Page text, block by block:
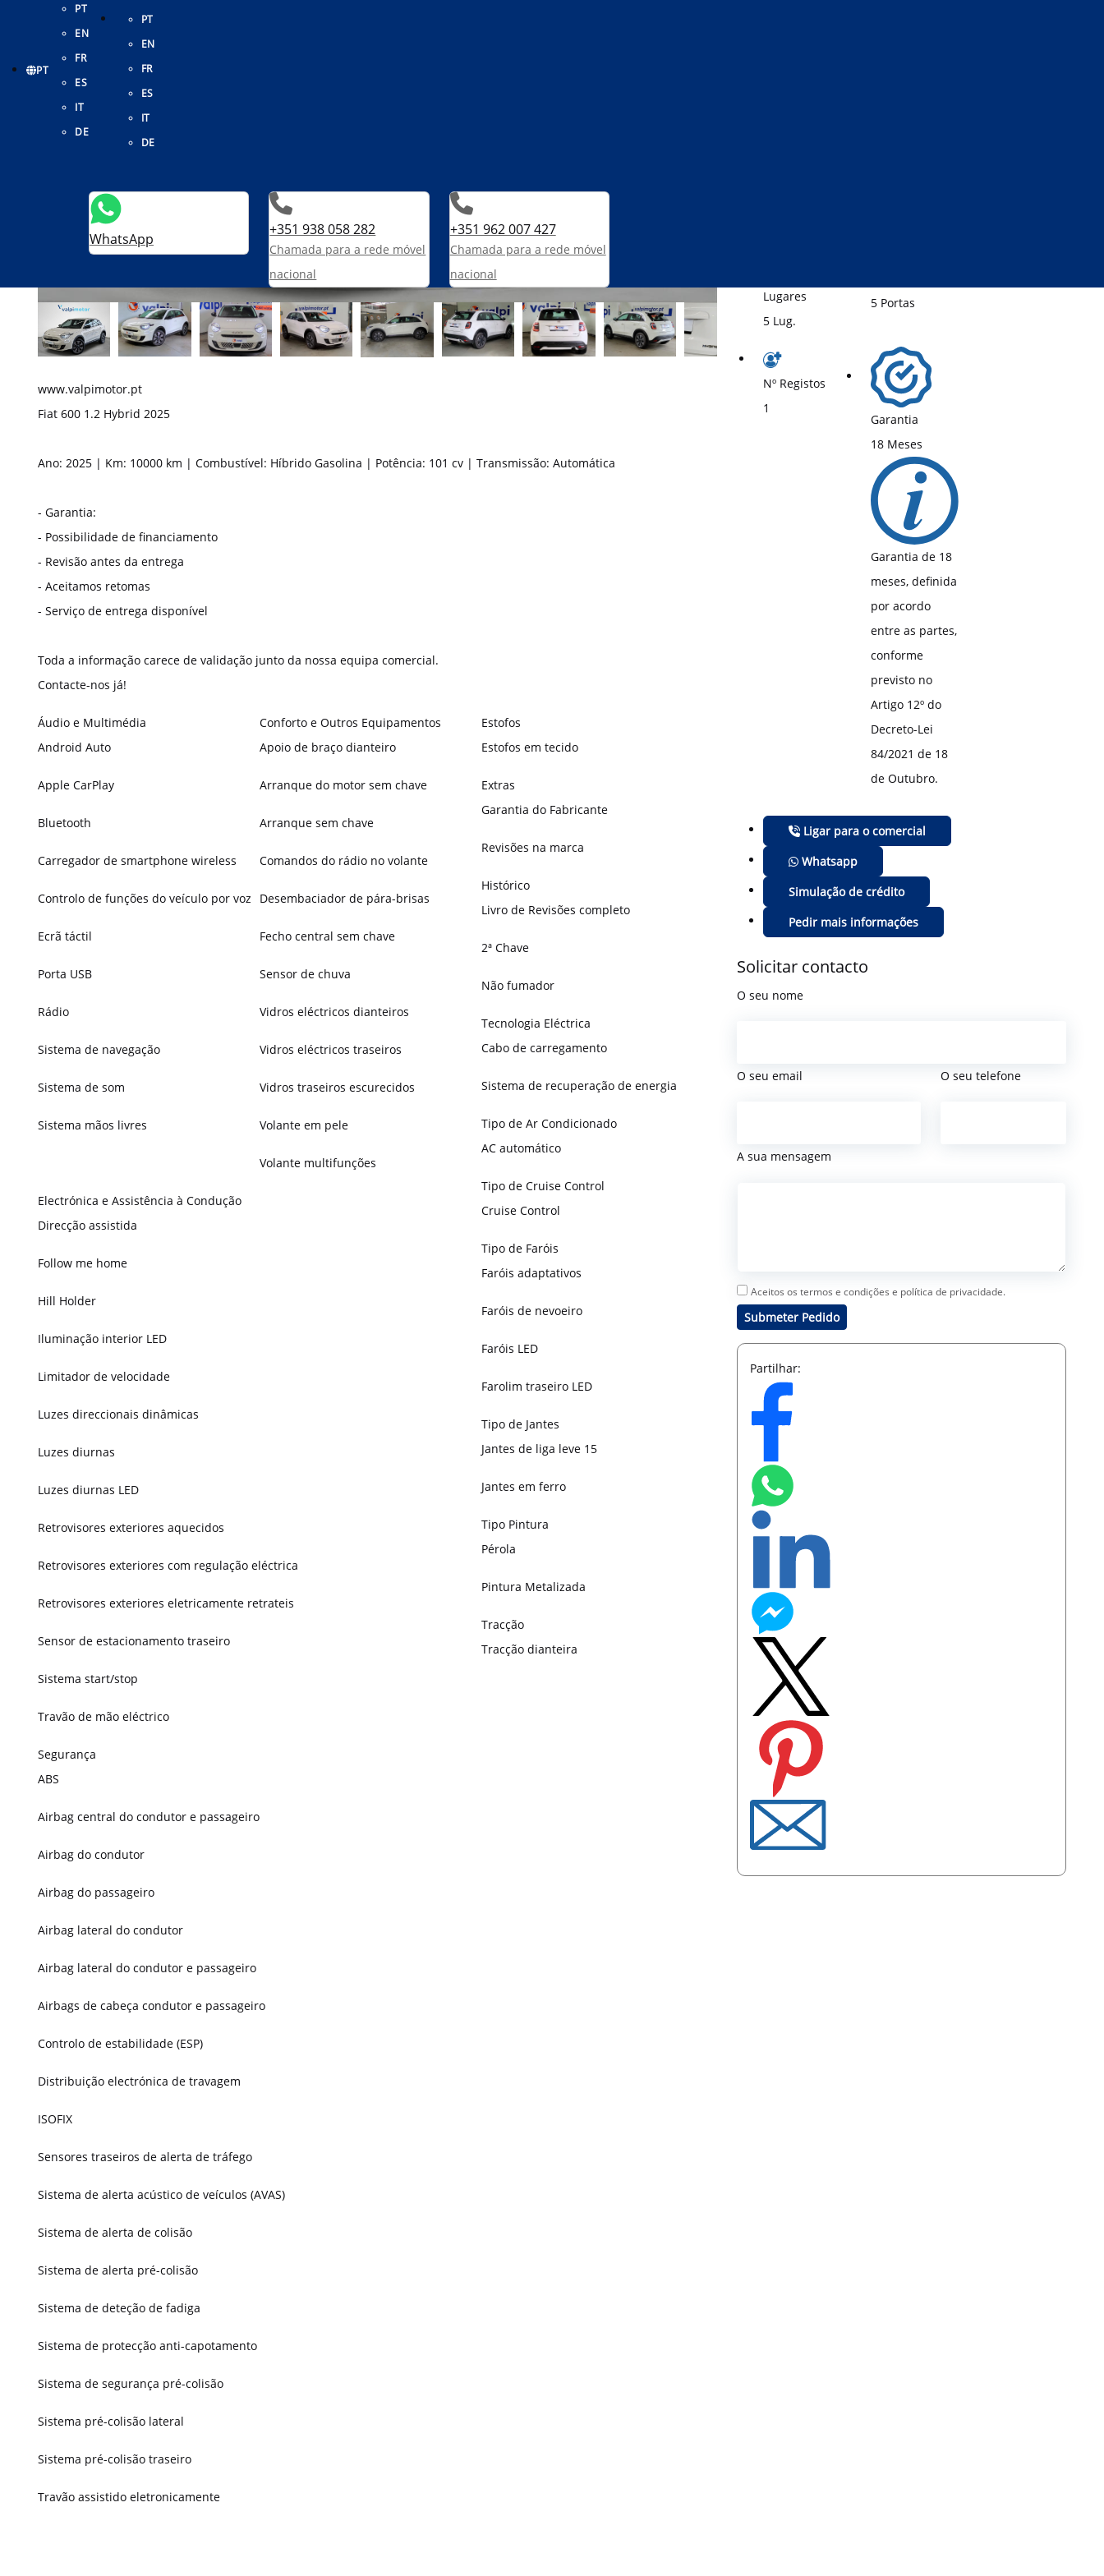
PT
PT
EN
FR
ES
IT
DE
PT
EN
FR
ES
IT
DE
WhatsApp
+351 938 058 282
Chamada para a rede móvel
nacional
+351 962 007 427
Chamada para a rede móvel
nacional
www.valpimotor.pt
Fiat 600 1.2 Hybrid 2025
Ano: 2025 | Km: 10000 km | Combustível: Híbrido Gasolina | Potência: 101 cv | Transmissão: Automática
- Garantia:
- Possibilidade de financiamento
- Revisão antes da entrega
- Aceitamos retomas
- Serviço de entrega disponível
Toda a informação carece de validação junto da nossa equipa comercial.
Contacte-nos já!
Áudio e Multimédia
Android Auto
Apple CarPlay
Bluetooth
Carregador de smartphone wireless
Controlo de funções do veículo por voz
Ecrã táctil
Porta USB
Rádio
Sistema de navegação
Sistema de som
Sistema mãos livres
Conforto e Outros Equipamentos
Apoio de braço dianteiro
Arranque do motor sem chave
Arranque sem chave
Comandos do rádio no volante
Desembaciador de pára-brisas
Fecho central sem chave
Sensor de chuva
Vidros eléctricos dianteiros
Vidros eléctricos traseiros
Vidros traseiros escurecidos
Volante em pele
Volante multifunções
Electrónica e Assistência à Condução
Direcção assistida
Follow me home
Hill Holder
Iluminação interior LED
Limitador de velocidade
Luzes direccionais dinâmicas
Luzes diurnas
Luzes diurnas LED
Retrovisores exteriores aquecidos
Retrovisores exteriores com regulação eléctrica
Retrovisores exteriores eletricamente retrateis
Sensor de estacionamento traseiro
Sistema start/stop
Travão de mão eléctrico
Estofos
Estofos em tecido
Extras
Garantia do Fabricante
Revisões na marca
Histórico
Livro de Revisões completo
2ª Chave
Não fumador
Segurança
ABS
Airbag central do condutor e passageiro
Airbag do condutor
Airbag do passageiro
Airbag lateral do condutor
Airbag lateral do condutor e passageiro
Airbags de cabeça condutor e passageiro
Controlo de estabilidade (ESP)
Distribuição electrónica de travagem
ISOFIX
Sensores traseiros de alerta de tráfego
Sistema de alerta acústico de veículos (AVAS)
Sistema de alerta de colisão
Sistema de alerta pré-colisão
Sistema de deteção de fadiga
Sistema de protecção anti-capotamento
Sistema de segurança pré-colisão
Sistema pré-colisão lateral
Sistema pré-colisão traseiro
Travão assistido eletronicamente
Tecnologia Eléctrica
Cabo de carregamento
Sistema de recuperação de energia
Tipo de Ar Condicionado
AC automático
Tipo de Cruise Control
Cruise Control
Tipo de Faróis
Faróis adaptativos
Faróis de nevoeiro
Faróis LED
Farolim traseiro LED
Tipo de Jantes
Jantes de liga leve 15
Jantes em ferro
Tipo Pintura
Pérola
Pintura Metalizada
Tracção
Tracção dianteira
Lugares
5 Lug.
5 Portas
Nº Registos
1
Garantia
18 Meses
Garantia de 18
meses, definida
por acordo
entre as partes,
conforme
previsto no
Artigo 12º do
Decreto-Lei
84/2021 de 18
de Outubro.
Ligar para o comercial
Whatsapp
Simulação de crédito
Pedir mais informações
Solicitar contacto
O seu nome
O seu email O seu telefone
A sua mensagem
Aceitos os termos e condições e política de privacidade.
Submeter Pedido
Partilhar: